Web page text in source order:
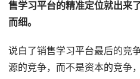
售学习平台的精准定位就出来
而细。
说白了销售学习平台最后的竞
源的竞争，而不是资本的竞争